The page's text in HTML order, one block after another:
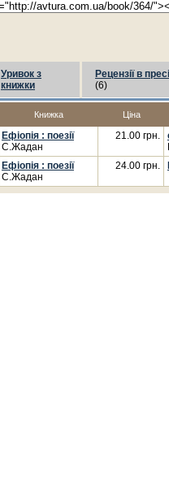
Уривок з
книжки
Рецензії в пресі
(6)
Книжка Ціна
Ефіопія : поезії
С.Жадан
21.00 грн.
Ефіопія : поезії
С.Жадан
24.00 грн.